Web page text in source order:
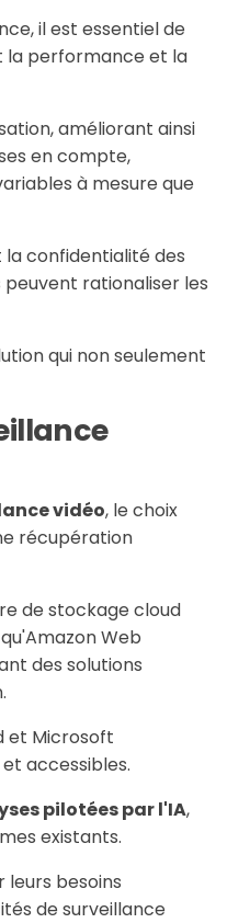
il est essentiel de
la performance et la
améliorant ainsi
en compte,
à mesure que
confidentialité des
rationaliser les
qui non seulement
vidéo, le choix
récupération
de stockage cloud
Web
des solutions
et Microsoft
accessibles.
pilotées par l'IA,
existants.
leurs besoins
de surveillance